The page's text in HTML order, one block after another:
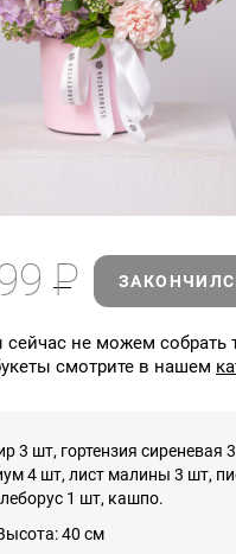
Р
не можем собрать
смотрите в нашем
3 шт, гортензия сиреневая
4 шт, лист малины 3 шт,
1 шт, кашпо.
40 см